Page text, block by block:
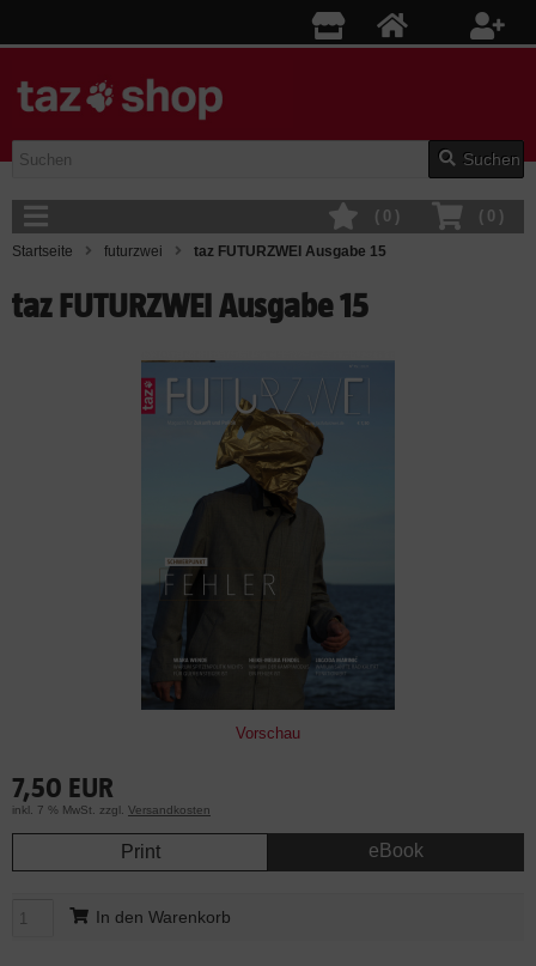
Suchen
( 0 )
( 0 )
Startseite futurzwei taz FUTURZWEI Ausgabe 15
taz FUTURZWEI Ausgabe 15
Vorschau
7,50 EUR
inkl. 7 % MwSt. zzgl. Versandkosten
Print eBook
In den Warenkorb